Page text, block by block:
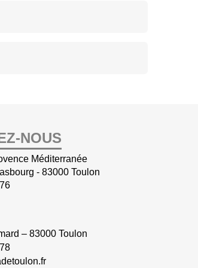
NOUS
Méditerranée
- 83000 Toulon
– 83000 Toulon